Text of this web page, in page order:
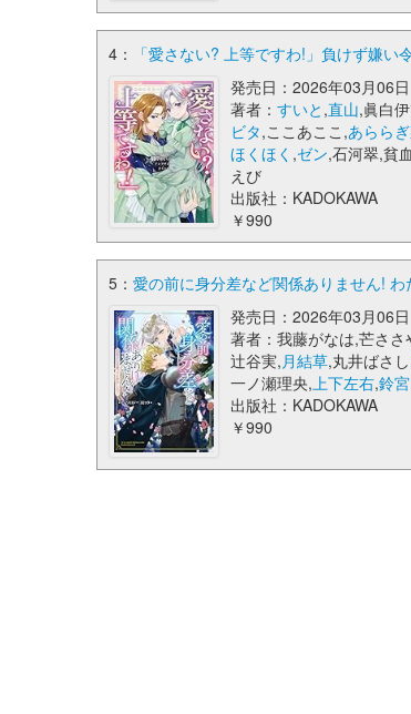
4：
「愛さない? 上等ですわ!」負けず嫌
発売日：2026年03月06日
著者：すいと ,直山,眞白
ビタ,ここあここ,あらら
ほくほく ,ゼン,石河翠,貧
えび
出版社：KADOKAWA
￥990
5： 愛の前に身分差など関係ありません!
発売日：2026年03月06日
著者：我藤がなは,芒ささ
辻谷実,月結草,丸井ばさ
一ノ瀬理央,上下左右,鈴宮
出版社：KADOKAWA
￥990